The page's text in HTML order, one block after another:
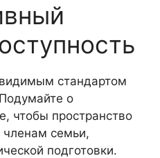
стандартом
о
чтобы пространство
семьи,
подготовки.